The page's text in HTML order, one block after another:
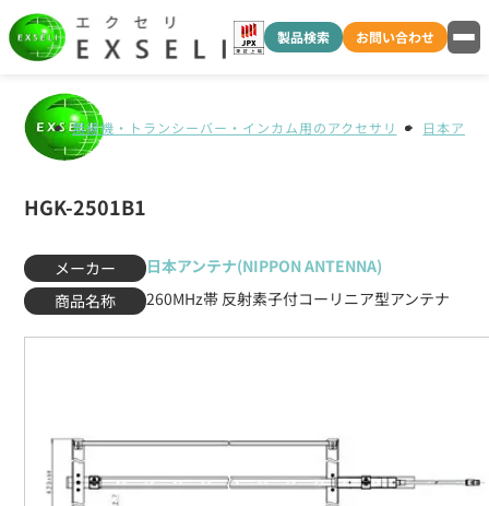
製品検索 お問い合わせ
無線機・トランシーバー・インカム用のアクセサリ 日本アン
HGK-2501B1
メーカー
日本アンテナ(NIPPON ANTENNA)
商品名称
260MHz帯 反射素子付コーリニア型アンテナ